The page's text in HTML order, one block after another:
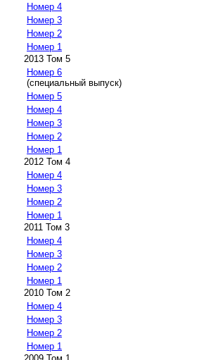
Номер 4
Номер 3
Номер 2
Номер 1
2013 Том 5
Номер 6
(специальный выпуск)
Номер 5
Номер 4
Номер 3
Номер 2
Номер 1
2012 Том 4
Номер 4
Номер 3
Номер 2
Номер 1
2011 Том 3
Номер 4
Номер 3
Номер 2
Номер 1
2010 Том 2
Номер 4
Номер 3
Номер 2
Номер 1